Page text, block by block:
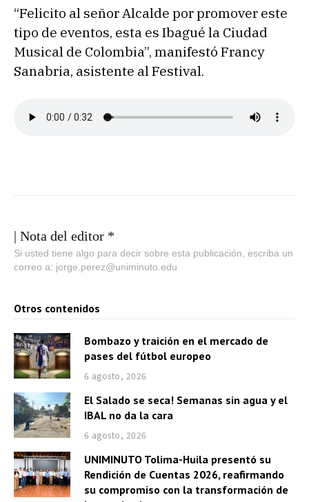
“Felicito al señor Alcalde por promover este
tipo de eventos, esta es Ibagué la Ciudad
Musical de Colombia”, manifestó Francy
Sanabria, asistente al Festival.
| Nota del editor *
Si usted tiene algo para decir sobre esta publicación, escriba un
correo a: jorge.perez@uniminuto.edu
Otros contenidos
Bombazo y traición en el mercado de
pases del fútbol europeo
6 agosto, 2026
El Salado se seca! Semanas sin agua y el
IBAL no da la cara
6 agosto, 2026
UNIMINUTO Tolima-Huila presentó su
Rendición de Cuentas 2026, reafirmando
su compromiso con la transformación de